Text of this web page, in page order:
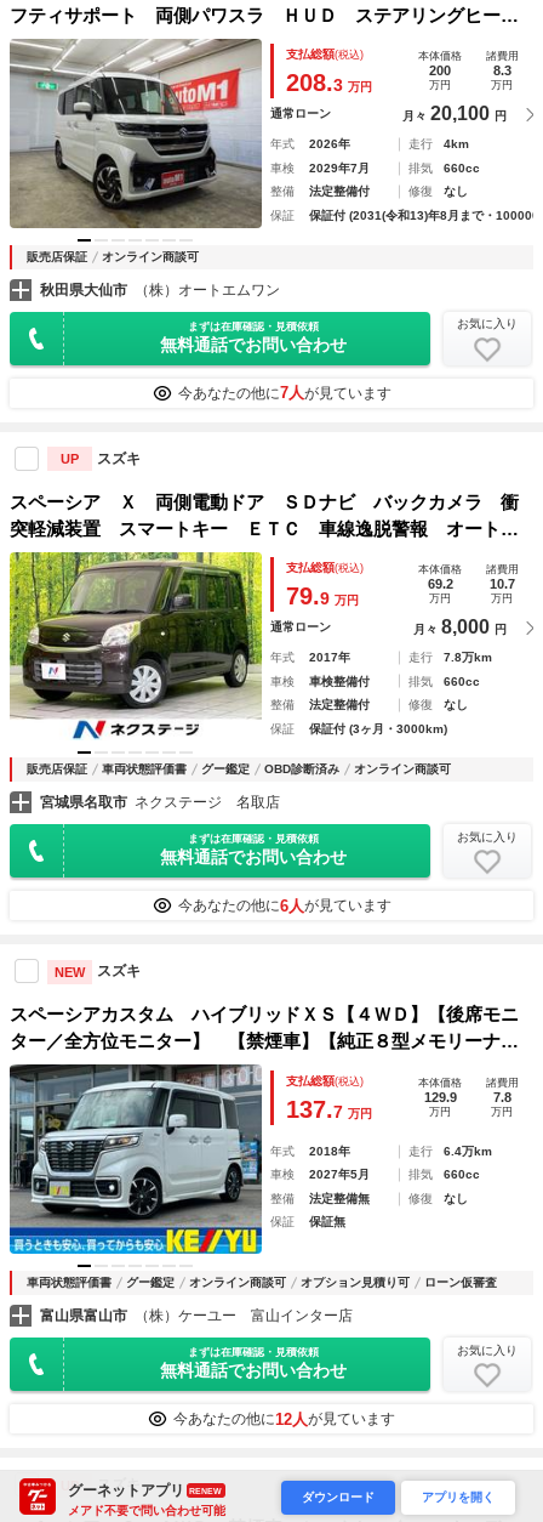
フティサポート 両側パワスラ ＨＵＤ ステアリングヒータ
ー リヤオットマンシート スリムサーキュレーター 純正１
５インチＡＷ ＬＥＤヘッドライト ＬＥＤフォグ ＥＳＰ
届出済未使用車
支払総額(税込)
208.3 万円
本体価格
200
万円
諸費用
8.3
万円
通常ローン 月々 20,100 円
年式 2026年 走行
4km
車検
2029年7月 排気
660cc
整備
法定整備付 修復
なし
保証
保証付 (2031(令和13)年8月まで・
販売店保証 オンライン商談可
秋田県大仙市 （株）オートエムワン
まずは在庫確認・見積依頼
無料通話でお問い合わせ
お気に入り
今あなたの他に7人が見ています
UP スズキ
スペーシア Ｘ 両側電動ドア ＳＤナビ バックカメラ 衝
突軽減装置 スマートキー ＥＴＣ 車線逸脱警報 オートラ
イト オートエアコン シートヒーター Ｂｌｕｅｔｏｏｔ
ｈ ＣＤ ＤＶＤ再生 横滑り防止装置 ドアバイザー
支払総額(税込)
79.9 万円
本体価格
69.2
万円
諸費用
10.7
万円
通常ローン 月々 8,000 円
年式 2017年 走行
7.8万km
車検
車検整備付 排気
660cc
整備
法定整備付 修復
なし
保証
保証付 (3ヶ月・3000km)
販売店保証 車両状態評価書 グー鑑定 OBD診断済み オンライン商談可
宮城県名取市 ネクステージ 名取店
まずは在庫確認・見積依頼
無料通話でお問い合わせ
お気に入り
今あなたの他に6人が見ています
NEW スズキ
スペーシアカスタム ハイブリッドＸＳ【４ＷＤ】【後席モニ
ター／全方位モニター】 【禁煙車】【純正８型メモリーナビ
／ＢＴオーディオ／地デジ／ＤＶＤ再生】【衝突軽減／車線逸
脱警報】【ＨＵＤ／コーナーセンサー】【ＬＥＤライト／オー
トハイビーム】【両側電動スライドドア】【純正１５ＡＷ】
支払総額(税込)
137.7 万円
本体価格
129.9
万円
諸費用
7.8
万円
年式 2018年 走行
6.4万km
車検
2027年5月 排気
660cc
整備
法定整備無 修復
なし
保証
保証無
車両状態評価書 グー鑑定 オンライン商談可 オプション見積り可 ローン仮審査
富山県富山市 （株）ケーユー 富山インター店
まずは在庫確認・見積依頼
無料通話でお問い合わせ
お気に入り
今あなたの他に12人が見ています
UP スズキ
グーネットアプリ RENEW
メアド不要で問い合わせ可能
ダウンロード アプリを開く